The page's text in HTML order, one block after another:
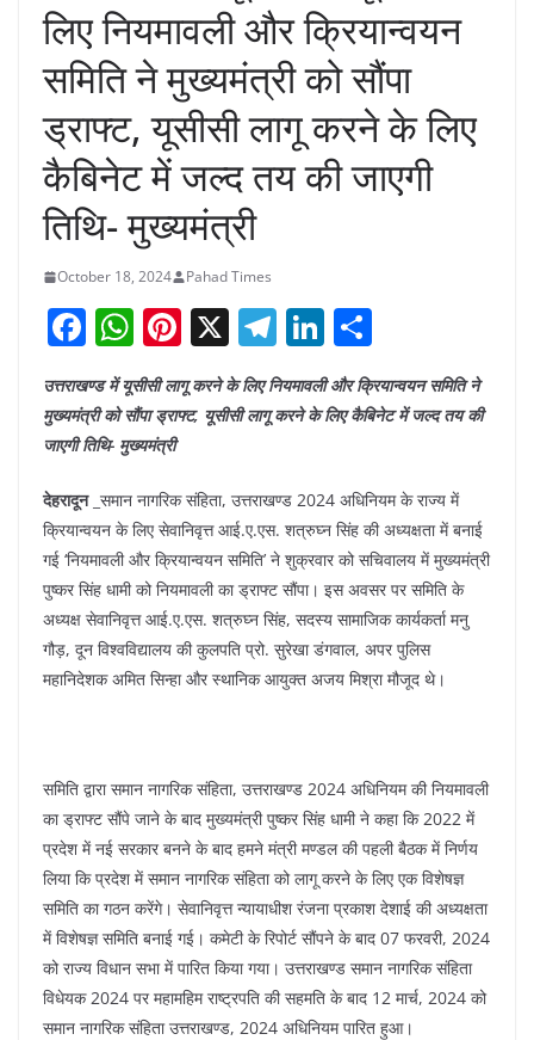
लिए नियमावली और क्रियान्वयन
समिति ने मुख्यमंत्री को सौंपा
ड्राफ्ट, यूसीसी लागू करने के लिए
कैबिनेट में जल्द तय की जाएगी
तिथि- मुख्यमंत्री
October 18, 2024 Pahad Times
F
c
e
o
o
k
W
h
at
s
p
p
Pi
nt
er
st
X T
el
e
m
Li
n
k
e
dI
n
ar
उत्तराखण्ड में यूसीसी लागू करने के लिए नियमावली और क्रियान्वयन समिति ने
मुख्यमंत्री को सौंपा ड्राफ्ट, यूसीसी लागू करने के लिए कैबिनेट में जल्द तय की
जाएगी तिथि- मुख्यमंत्री
देहरादून_समान नागरिक संहिता, उत्तराखण्ड 2024 अधिनियम के राज्य में
क्रियान्वयन के लिए सेवानिवृत्त आई.ए.एस. शत्रुघ्न सिंह की अध्यक्षता में बनाई
गई ‘नियमावली और क्रियान्वयन समिति’ ने शुक्रवार को सचिवालय में मुख्यमंत्री
पुष्कर सिंह धामी को नियमावली का ड्राफ्ट सौंपा। इस अवसर पर समिति के
अध्यक्ष सेवानिवृत्त आई.ए.एस. शत्रुघ्न सिंह, सदस्य सामाजिक कार्यकर्ता मनु
गौड़, दून विश्वविद्यालय की कुलपति प्रो. सुरेखा डंगवाल, अपर पुलिस
महानिदेशक अमित सिन्हा और स्थानिक आयुक्त अजय मिश्रा मौजूद थे।
समिति द्वारा समान नागरिक संहिता, उत्तराखण्ड 2024 अधिनियम की नियमावली
का ड्राफ्ट सौंपे जाने के बाद मुख्यमंत्री पुष्कर सिंह धामी ने कहा कि 2022 में
प्रदेश में नई सरकार बनने के बाद हमने मंत्री मण्डल की पहली बैठक में निर्णय
लिया कि प्रदेश में समान नागरिक संहिता को लागू करने के लिए एक विशेषज्ञ
समिति का गठन करेंगे। सेवानिवृत्त न्यायाधीश रंजना प्रकाश देशाई की अध्यक्षता
में विशेषज्ञ समिति बनाई गई। कमेटी के रिपोर्ट सौंपने के बाद 07 फरवरी, 2024
को राज्य विधान सभा में पारित किया गया। उत्तराखण्ड समान नागरिक संहिता
विधेयक 2024 पर महामहिम राष्ट्रपति की सहमति के बाद 12 मार्च, 2024 को
समान नागरिक संहिता उत्तराखण्ड, 2024 अधिनियम पारित हुआ।